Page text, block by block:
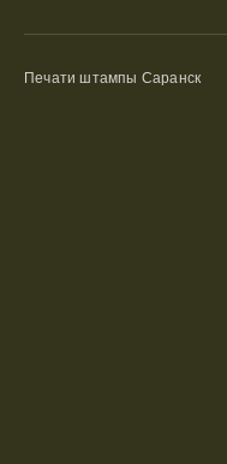
Печати штампы Саранск